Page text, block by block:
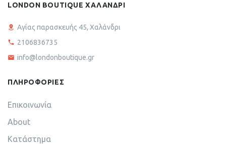
LONDON BOUTIQUE ΧΑΛΑΝΔΡΙ
Αγίας παρασκευής 45, Χαλάνδρι
2106836735
info@londonboutique.gr
ΠΛΗΡΟΦΟΡΙΕΣ
Επικοινωνία
About
Κατάστημα